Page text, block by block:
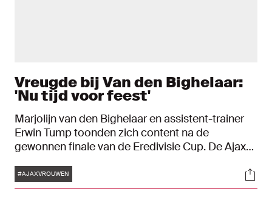
Vreugde bij Van den Bighelaar:
'Nu tijd voor feest'
Marjolijn van den Bighelaar en assistent-trainer
Erwin Tump toonden zich content na de
gewonnen finale van de Eredivisie Cup. De Ajax
seizoen door een 3-2-zege op titelhouder FC
Twente.
Tags
#AJAXVROUWEN